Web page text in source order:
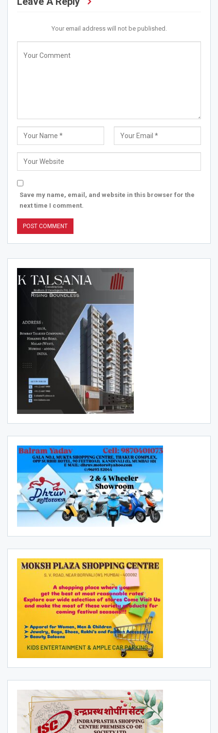
Your email address will not be published.
Save my name, email, and website in this browser for the
next time I comment.